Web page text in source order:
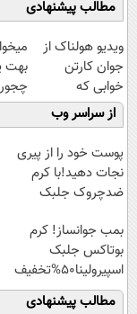
مطالب پیشنهادی
ویدیو هولناک از
جوان کارتن
خوابی که
میلیاردر شد.
آموزش رایگان
بهت
از سراسر وب
پوست خود را از پیری
نجات دهید!با کرم
ضدچروک جلبک
بمب جوانساز! کرم
بوتاکس جلبک
اسپیرولینا50%تخفیف
مطالب پیشنهادی